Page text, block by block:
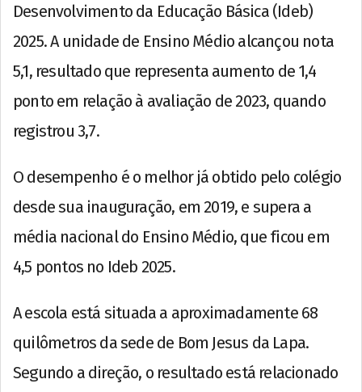
Desenvolvimento da Educação Básica (Ideb)
2025. A unidade de Ensino Médio alcançou nota
5,1, resultado que representa aumento de 1,4
ponto em relação à avaliação de 2023, quando
registrou 3,7.
O desempenho é o melhor já obtido pelo colégio
desde sua inauguração, em 2019, e supera a
média nacional do Ensino Médio, que ficou em
4,5 pontos no Ideb 2025.
A escola está situada a aproximadamente 68
quilômetros da sede de Bom Jesus da Lapa.
Segundo a direção, o resultado está relacionado